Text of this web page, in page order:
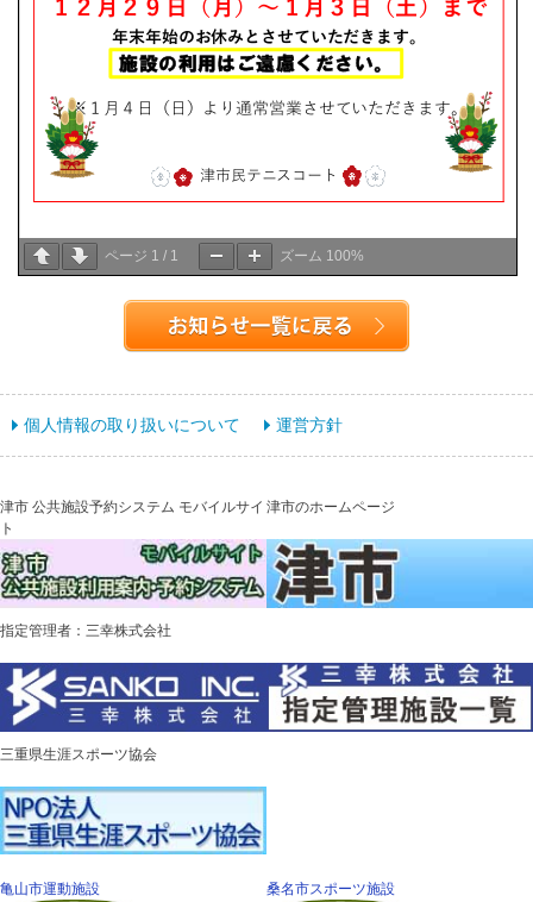
ページ 1 / 1 ズーム 100%
個人情報の取り扱いについて 運営方針
津市 公共施設予約システム モバイルサイ
ト
津市のホームページ
指定管理者：三幸株式会社
三重県生涯スポーツ協会